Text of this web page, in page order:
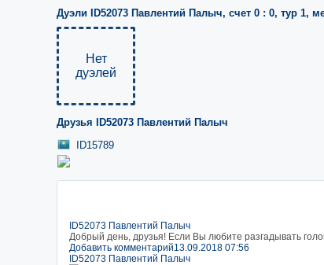
Дуэли ID52073 Павлентий Палыч, счет 0 : 0, тур 1,
Нет
дуэлей
Друзья
ID52073 Павлентий Палыч
ID15789
ID52073 Павлентий Палыч
Добрый день, друзья! Если Вы любите разгадывать
Добавить комментарий13.09.2018 07:56
ID52073 Павлентий Палыч